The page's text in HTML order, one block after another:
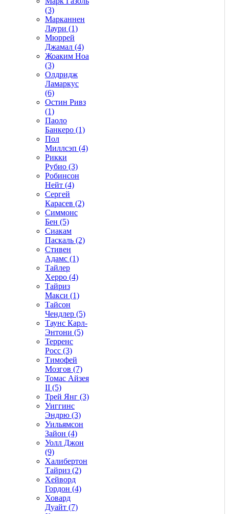
(3)
Марканнен
Лаури (1)
Мюррей
Джамал (4)
Жоаким Ноа
(3)
Олдридж
Ламаркус
(6)
Остин Ривз
(1)
Паоло
Банкеро (1)
Пол
Миллсэп (4)
Рикки
Рубио (3)
Робинсон
Нейт (4)
Сергей
Карасев (2)
Симмонс
Бен (5)
Сиакам
Паскаль (2)
Стивен
Адамс (1)
Тайлер
Херро (4)
Тайриз
Макси (1)
Тайсон
Чендлер (5)
Таунс Карл-
Энтони (5)
Терренс
Росс (3)
Тимофей
Мозгов (7)
Томас Айзея
II (5)
Трей Янг (3)
Уиггинс
Эндрю (3)
Уильямсон
Зайон (4)
Уолл Джон
(9)
Халибертон
Тайриз (2)
Хейворд
Гордон (4)
Ховард
Дуайт (7)